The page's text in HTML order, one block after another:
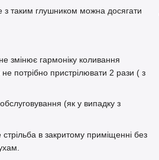
з таким глушником можна досягати
змінює гармоніку коливання
потрібно пристрілювати 2 рази ( з
(як у випадку з
в закритому приміщенні без